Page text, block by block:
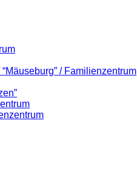
/ Familienzentrum